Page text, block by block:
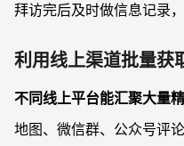
拜访完后及时做信息记录
利用线上渠道批量获
不同线上平台能汇聚大量
地图、微信群、公众号评